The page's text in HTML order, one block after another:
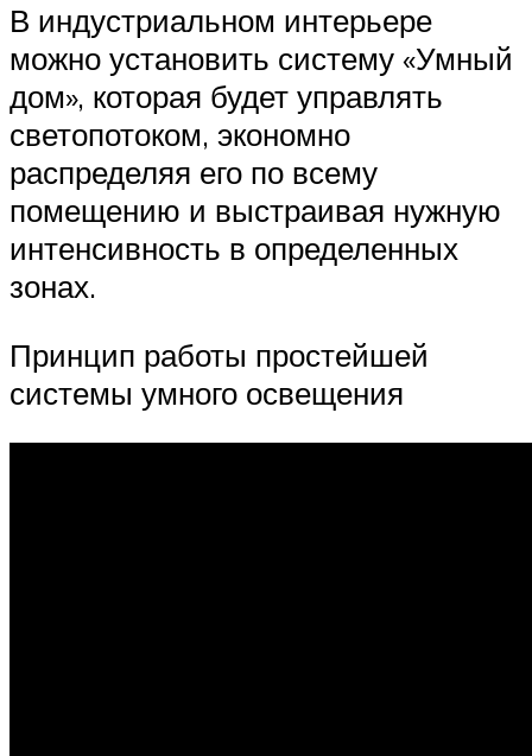
В индустриальном интерьере
можно установить систему «Умный
дом», которая будет управлять
светопотоком, экономно
распределяя его по всему
помещению и выстраивая нужную
интенсивность в определенных
зонах.
Принцип работы простейшей
системы умного освещения